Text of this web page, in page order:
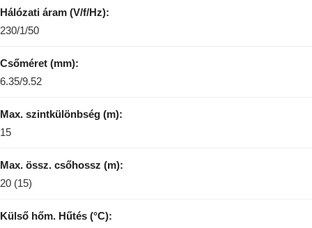
Hálózati áram (V/f/Hz):
230/1/50
Csőméret (mm):
6.35/9.52
Max. szintkülönbség (m):
15
Max. össz. csőhossz (m):
20 (15)
Külső hőm. Hűtés (°C):